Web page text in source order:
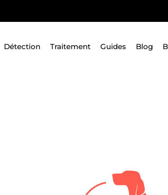
Détection Traitement Guides Blog